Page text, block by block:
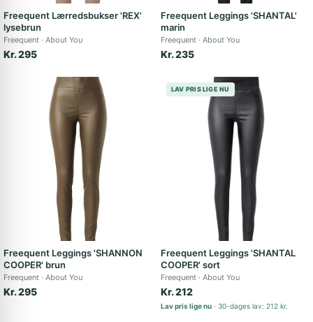
Freequent Lærredsbukser 'REX'
lysebrun
Freequent About You
Kr. 295
Freequent Leggings 'SHANTAL'
marin
Freequent About You
Kr. 235
Freequent Leggings 'SHANNON
COOPER' brun
Freequent About You
Kr. 295
LAV PRIS LIGE NU
Freequent Leggings 'SHANTAL
COOPER' sort
Freequent About You
Kr. 212
Lav pris lige nu 30-dages lav: 212 kr.